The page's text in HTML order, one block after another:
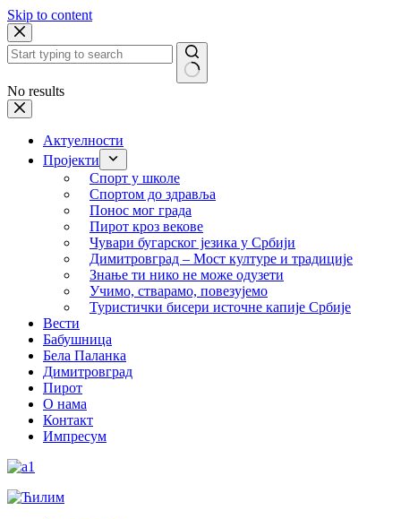
Skip to content
No results
Актуелности
Пројекти
Спорт у школе
Спортом до здравља
Понос мог града
Пирот кроз векове
Чувари бугарског језика у Србији
Димитровград – Мост културе и традиције
Знање ти нико не може одузети
Учимо, стварамо, повезујемо
Туристички бисери источне капије Србије
Вести
Бабушница
Бела Паланка
Димитровград
Пирот
О нама
Контакт
Импресум